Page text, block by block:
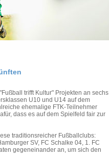
trifft Kultur" Projekten an sechs
U10 und U14 auf dem
ehemalige FTK-Teilnehmer
dass es auf dem Spielfeld fair zur
traditionsreicher Fußballclubs:
SV, FC Schalke 04, 1. FC
gegeneinander an, um sich den